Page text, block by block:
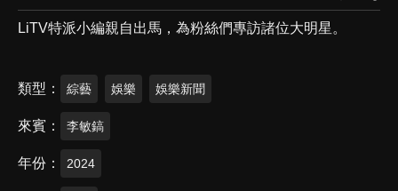
LiTV特派小編親自出馬，為粉絲們專訪諸位大明星。
類型 綜藝 娛樂 娛樂新聞
來賓 李敏鎬
年份 2024